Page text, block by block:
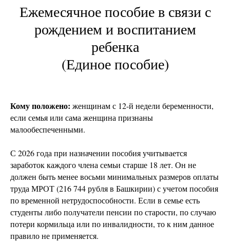
Ежемесячное пособие в связи с
рождением и воспитанием
ребенка
(Единое пособие)
Кому положено: женщинам с 12-й недели беременности,
если семья или сама женщина признаны
малообеспеченными.
С 2026 года при назначении пособия учитывается
заработок каждого члена семьи старше 18 лет. Он не
должен быть менее восьми минимальных размеров оплаты
труда МРОТ (216 744 рубля в Башкирии) с учетом пособия
по временной нетрудоспособности. Если в семье есть
студенты либо получатели пенсии по старости, по случаю
потери кормильца или по инвалидности, то к ним данное
правило не применяется.